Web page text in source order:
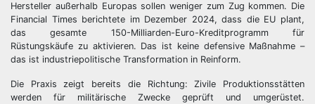
Hersteller außerhalb Europas sollen weniger zum Zug kommen. Die
Financial Times berichtete im Dezember 2024, dass die EU plant,
das gesamte 150-Milliarden-Euro-Kreditprogramm für
Rüstungskäufe zu aktivieren. Das ist keine defensive Maßnahme –
das ist industriepolitische Transformation in Reinform.
Die Praxis zeigt bereits die Richtung: Zivile Produktionsstätten
werden für militärische Zwecke geprüft und umgerüstet.